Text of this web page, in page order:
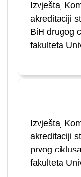
Izvještaj
akreditaciji
BiH drugog
fakulteta
Izvještaj
akreditaciji
prvog
fakulteta